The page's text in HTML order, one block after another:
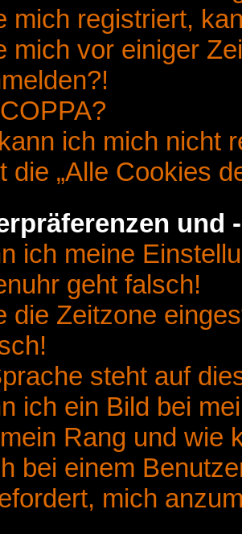
mich registriert,
mich vor einiger
ich mich nicht
die „Alle Cookies
und
ich meine
geht falsch!
die Zeitzone
steht auf
ich ein Bild bei
Rang und wie
bei einem
mich